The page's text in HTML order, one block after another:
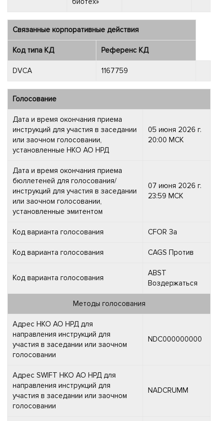
Связанные корпоративные действия
Код типа КД Референс КД
DVCA 1167759
Голосование
Дата и время окончания приема
инструкций для участия в заседании
или заочном голосовании,
установленные НКО АО НРД
05 июня 2026 г.
20:00 МСК
Дата и время окончания приема
бюллетеней для голосования/
инструкций для участия в заседании
или заочном голосовании,
установленные эмитентом
07 июня 2026 г.
23:59 МСК
Код варианта голосования CFOR За
Код варианта голосования CAGS Против
Код варианта голосования
ABST
Воздержаться
Методы голосования
Адрес НКО АО НРД для
направления инструкций для
участия в заседании или заочном
голосовании
NDC000000000
Адрес SWIFT НКО АО НРД для
направления инструкций для
участия в заседании или заочном
голосовании
NADCRUMM